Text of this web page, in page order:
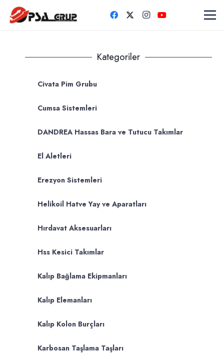
Kategoriler
Civata Pim Grubu
Cumsa Sistemleri
DANDREA Hassas Bara ve Tutucu Takımlar
El Aletleri
Erezyon Sistemleri
Helikoil Hatve Yay ve Aparatları
Hırdavat Aksesuarları
Hss Kesici Takımlar
Kalıp Bağlama Ekipmanları
Kalıp Elemanları
Kalıp Kolon Burçları
Karbosan Taşlama Taşları